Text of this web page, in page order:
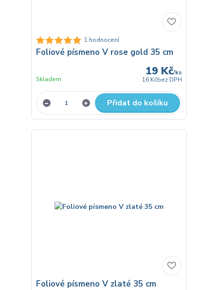
1 hodnocení
Foliové písmeno V rose gold 35 cm
19 Kč/ks
16 Kčbez DPH
Skladem
Přidat do košíku
Foliové písmeno V zlaté 35 cm